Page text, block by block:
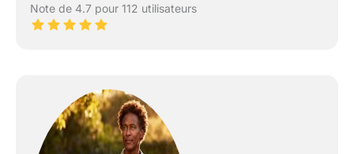
Note de 4.7 pour 112 utilisateurs